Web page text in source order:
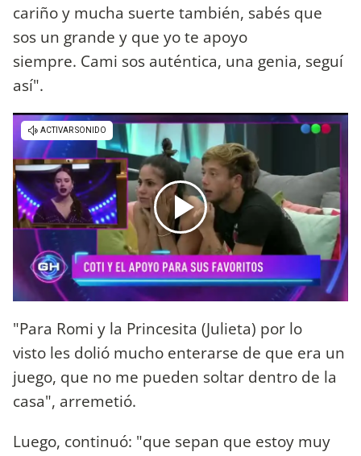
cariño y mucha suerte también, sabés que
sos un grande y que yo te apoyo
siempre. Cami sos auténtica, una genia, seguí
así".
"Para Romi y la Princesita (Julieta) por lo
visto les dolió mucho enterarse de que era un
juego, que no me pueden soltar dentro de la
casa", arremetió.
Luego, continuó: "que sepan que estoy muy